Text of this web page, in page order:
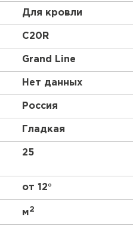
Для кровли
C20R
Grand Line
Нет данных
Россия
Гладкая
25
от 12°
м2